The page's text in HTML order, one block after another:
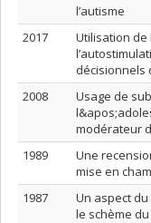
l’autisme
2017
Utilisation
décisionnels
2008
Usage de
modérateur
1989
Une
mise en
1987
Un aspect
le schème